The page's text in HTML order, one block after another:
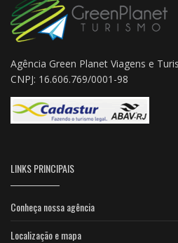
Agência Green Planet Viagens e
CNPJ: 16.606.769/0001-98
LINKS PRINCIPAIS
Conheça nossa agência
Localização e mapa